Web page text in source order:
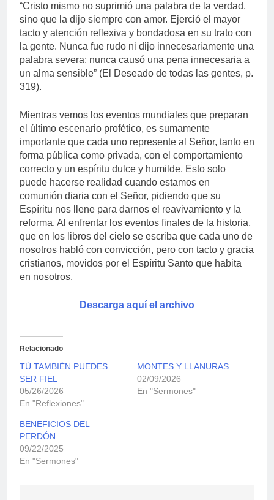
“Cristo mismo no suprimió una palabra de la verdad,
sino que la dijo siempre con amor. Ejerció el mayor
tacto y atención reflexiva y bondadosa en su trato con
la gente. Nunca fue rudo ni dijo innecesariamente una
palabra severa; nunca causó una pena innecesaria a
un alma sensible” (El Deseado de todas las gentes, p.
319).
Mientras vemos los eventos mundiales que preparan
el último escenario profético, es sumamente
importante que cada uno represente al Señor, tanto en
forma pública como privada, con el comportamiento
correcto y un espíritu dulce y humilde. Esto solo
puede hacerse realidad cuando estamos en
comunión diaria con el Señor, pidiendo que su
Espíritu nos llene para darnos el reavivamiento y la
reforma. Al enfrentar los eventos finales de la historia,
que en los libros del cielo se escriba que cada uno de
nosotros habló con convicción, pero con tacto y gracia
cristianos, movidos por el Espíritu Santo que habita
en nosotros.
Descarga aquí el archivo
Relacionado
TÚ TAMBIÉN PUEDES
SER FIEL
05/26/2026
En "Reflexiones"
MONTES Y LLANURAS
02/09/2026
En "Sermones"
BENEFICIOS DEL
PERDÓN
09/22/2025
En "Sermones"